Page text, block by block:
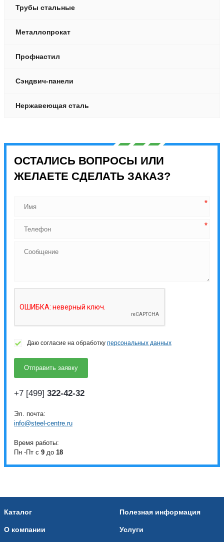
Трубы стальные
Металлопрокат
Профнастил
Сэндвич-панели
Нержавеющая сталь
ОСТАЛИСЬ ВОПРОСЫ ИЛИ
ЖЕЛАЕТЕ СДЕЛАТЬ ЗАКАЗ?
Даю согласие на обработку персональных данных
+7 [499] 322-42-32
Эл. почта:
info@steel-centre.ru
Время работы:
Пн -Пт с 9 до 18
Каталог
О компании
Полезная информация
Услуги